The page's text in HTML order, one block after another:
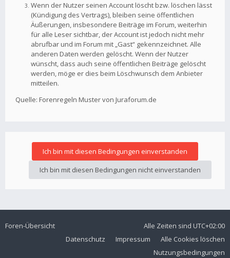
Wenn der Nutzer seinen Account löscht bzw. löschen lässt
(Kündigung des Vertrags), bleiben seine öffentlichen
Äußerungen, insbesondere Beiträge im Forum, weiterhin
für alle Leser sichtbar, der Account ist jedoch nicht mehr
abrufbar und im Forum mit „Gast“ gekennzeichnet. Alle
anderen Daten werden gelöscht. Wenn der Nutzer
wünscht, dass auch seine öffentlichen Beiträge gelöscht
werden, möge er dies beim Löschwunsch dem Anbieter
mitteilen.
Quelle: Forenregeln Muster von Juraforum.de
Foren-Übersicht Alle Zeiten sind UTC+02:00
Alle Cookies löschen
Impressum
Datenschutz
Nutzungsbedingungen